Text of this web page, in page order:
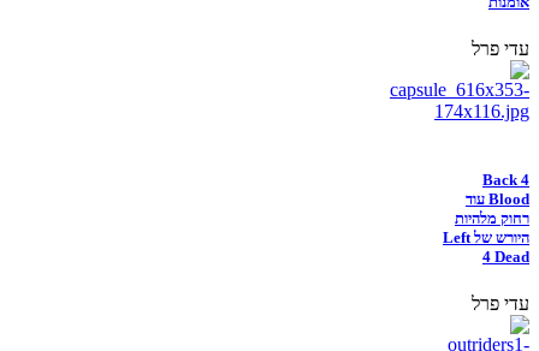
עדי פרל
Back 4
Blood עוד
רחוק מלהיות
היורש של Left
4 Dead
עדי פרל